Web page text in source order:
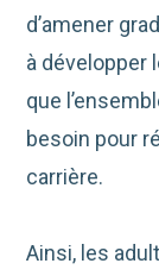
d’amener
à développer
que
besoin pour
carrière.
Ainsi, les